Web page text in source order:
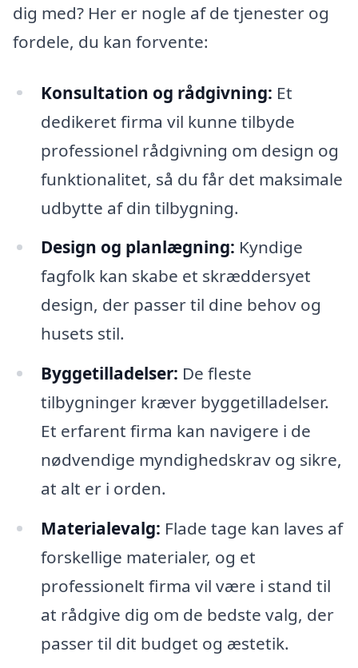
dig med? Her er nogle af de tjenester og
fordele, du kan forvente:
Konsultation og rådgivning: Et
dedikeret firma vil kunne tilbyde
professionel rådgivning om design og
funktionalitet, så du får det maksimale
udbytte af din tilbygning.
Design og planlægning: Kyndige
fagfolk kan skabe et skræddersyet
design, der passer til dine behov og
husets stil.
Byggetilladelser: De fleste
tilbygninger kræver byggetilladelser.
Et erfarent firma kan navigere i de
nødvendige myndighedskrav og sikre,
at alt er i orden.
Materialevalg: Flade tage kan laves af
forskellige materialer, og et
professionelt firma vil være i stand til
at rådgive dig om de bedste valg, der
passer til dit budget og æstetik.